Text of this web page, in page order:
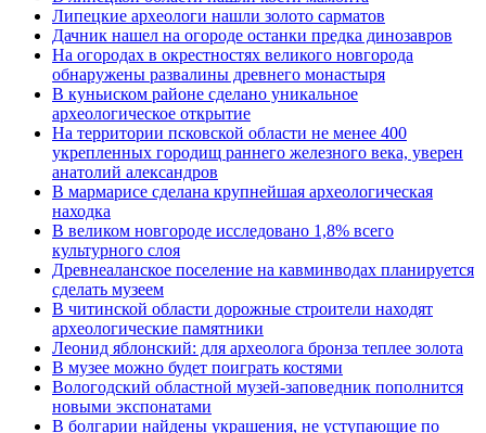
Липецкие археологи нашли золото сарматов
Дачник нашел на огороде останки предка динозавров
На огородах в окрестностях великого новгорода
обнаружены развалины древнего монастыря
В куньиском районе сделано уникальное
археологическое открытие
На территории псковской области не менее 400
укрепленных городищ раннего железного века, уверен
анатолий александров
В мармарисе сделана крупнейшая археологическая
находка
В великом новгороде исследовано 1,8% всего
культурного слоя
Древнеаланское поселение на кавминводах планируется
сделать музеем
В читинской области дорожные строители находят
археологические памятники
Леонид яблонский: для археолога бронза теплее золота
В музее можно будет поиграть костями
Вологодский областной музей-заповедник пополнится
новыми экспонатами
В болгарии найдены украшения, не уступающие по